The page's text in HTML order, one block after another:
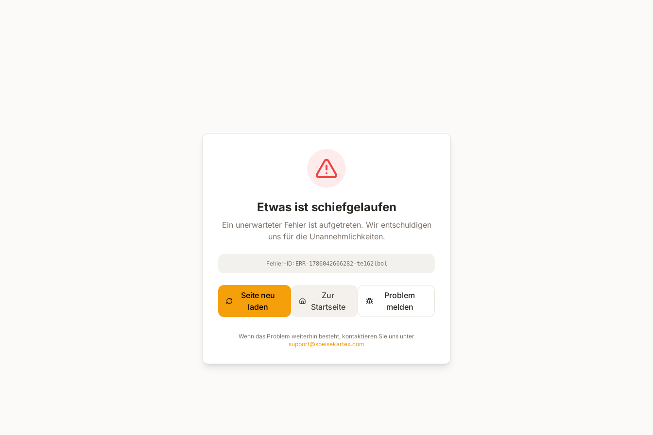
Etwas ist schiefgelaufen
Ein unerwarteter Fehler ist aufgetreten. Wir entschuldigen
uns für die Unannehmlichkeiten.
Fehler-ID: ERR-1786042666282-te162lbol
Seite neu
laden
Zur
Startseite
Problem
melden
Wenn das Problem weiterhin besteht, kontaktieren Sie uns unter
support@speisekartex.com